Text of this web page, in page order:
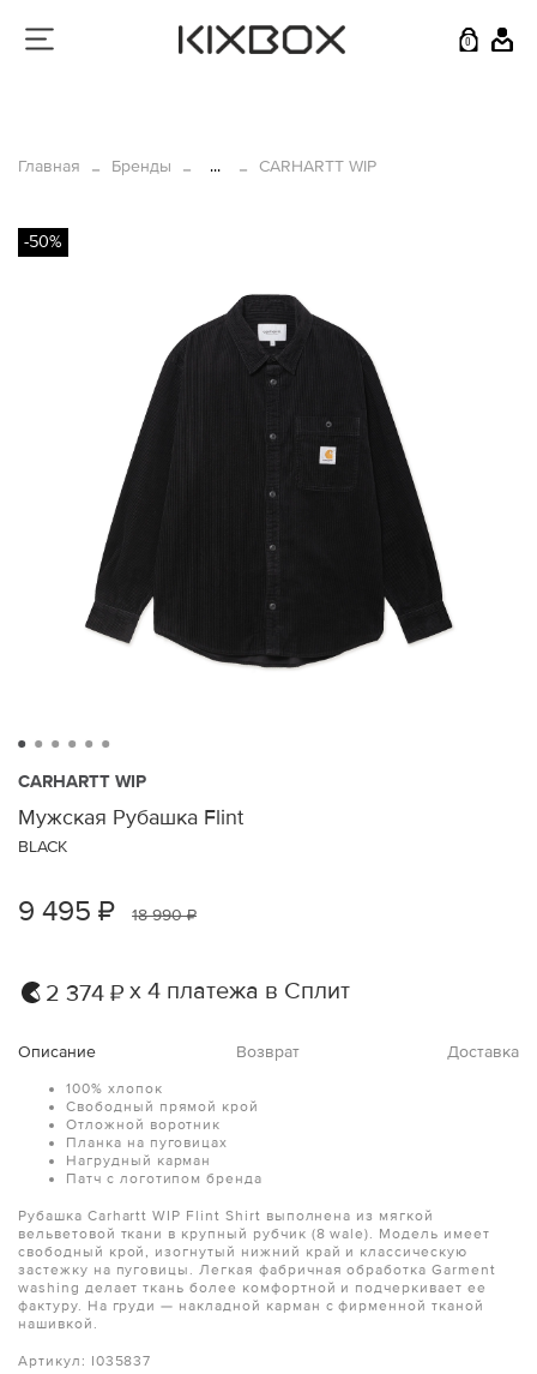
0
Главная Бренды ... CARHARTT WIP
-50%
CARHARTT WIP
Мужская Рубашка Flint
BLACK
9 495 ₽ 18 990 ₽
2 374 ₽ х 4 платежа в Сплит
Описание Возврат Доставка
100% хлопок
Свободный прямой крой
Отложной воротник
Планка на пуговицах
Нагрудный карман
Патч с логотипом бренда
Рубашка Carhartt WIP Flint Shirt выполнена из мягкой
вельветовой ткани в крупный рубчик (8 wale). Модель имеет
свободный крой, изогнутый нижний край и классическую
застежку на пуговицы. Легкая фабричная обработка Garment
washing делает ткань более комфортной и подчеркивает ее
фактуру. На груди — накладной карман с фирменной тканой
нашивкой.
Артикул: I035837